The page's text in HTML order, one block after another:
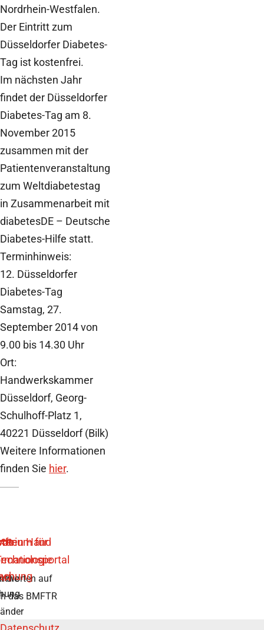
Nordrhein-Westfalen.
Der Eintritt zum
Düsseldorfer Diabetes-
Tag ist kostenfrei.
Im nächsten Jahr
findet der Düsseldorfer
Diabetes-Tag am 8.
November 2015
zusammen mit der
Patientenveranstaltung
zum Weltdiabetestag
in Zusammenarbeit mit
diabetesDE – Deutsche
Diabetes-Hilfe statt.
Terminhinweis:
12. Düsseldorfer
Diabetes-Tag
Samstag, 27.
September 2014 von
9.00 bis 14.30 Uhr
Ort:
Handwerkskammer
Düsseldorf, Georg-
Schulhoff-Platz 1,
40221 Düsseldorf (Bilk)
Weitere Informationen
finden Sie hier.
auf
die
das BMFTR